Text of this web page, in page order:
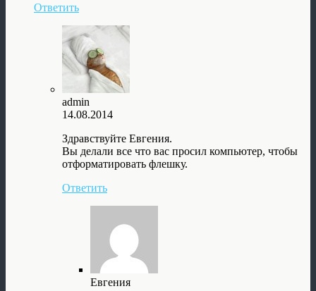
Ответить
admin
14.08.2014
Здравствуйте Евгения.
Вы делали все что вас просил компьютер, чтобы
отформатировать флешку.
Ответить
Евгения